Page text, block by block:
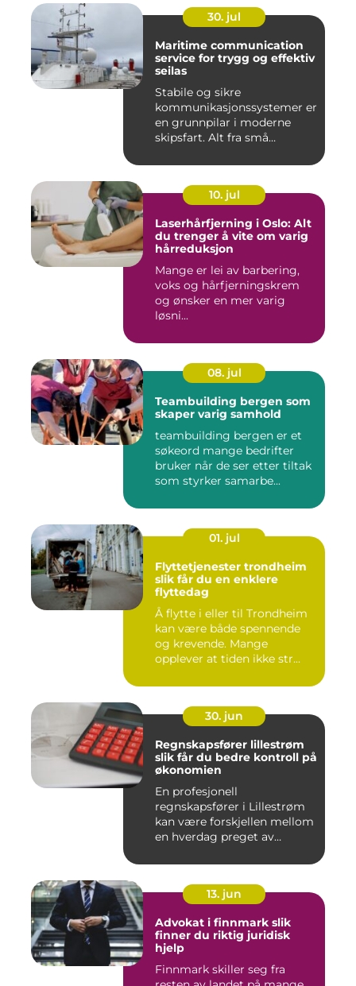
30. jul
Maritime communication
service for trygg og effektiv
seilas
Stabile og sikre
kommunikasjonssystemer er
en grunnpilar i moderne
skipsfart. Alt fra små
10. jul
Laserhårfjerning i Oslo: Alt
du trenger å vite om varig
hårreduksjon
Mange er lei av barbering,
voks og hårfjerningskrem
og ønsker en mer varig
løsni...
08. jul
Teambuilding bergen som
skaper varig samhold
teambuilding bergen er et
søkeord mange bedrifter
bruker når de ser etter tiltak
som styrker samarbe...
01. jul
Flyttetjenester trondheim
slik får du en enklere
flyttedag
Å flytte i eller til Trondheim
kan være både spennende
og krevende. Mange
opplever at tiden ikke str...
30. jun
Regnskapsfører lillestrøm
slik får du bedre kontroll på
økonomien
En profesjonell
regnskapsfører i Lillestrøm
kan være forskjellen mellom
en hverdag preget av
13. jun
Advokat i finnmark slik
finner du riktig juridisk
hjelp
Finnmark skiller seg fra